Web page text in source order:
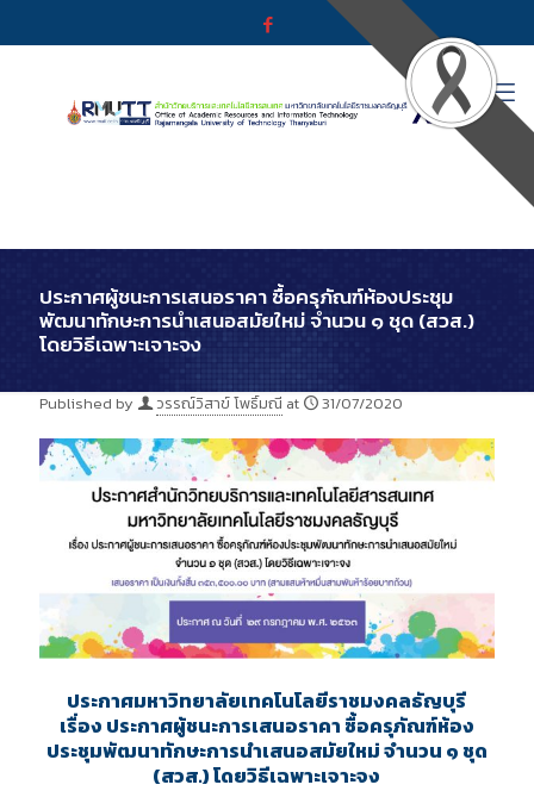
ประกาศผู้ชนะการเสนอราคา ซื้อครุภัณฑ์ห้องประชุม
พัฒนาทักษะการนำเสนอสมัยใหม่ จำนวน ๑ ชุด (สวส.)
โดยวิธีเฉพาะเจาะจง
Published by วรรณ์วิสาข์ โพธิ์มณี at 31/07/2020
ประกาศมหาวิทยาลัยเทคโนโลยีราชมงคลธัญบุรี
เรื่อง ประกาศผู้ชนะการเสนอราคา ซื้อครุภัณฑ์ห้อง
ประชุมพัฒนาทักษะการนำเสนอสมัยใหม่ จำนวน ๑ ชุด
(สวส.)โดยวิธีเฉพาะเจาะจง